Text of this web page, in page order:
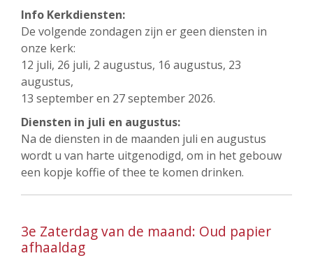
Info Kerkdiensten:
De volgende zondagen zijn er geen diensten in
onze kerk:
12 juli, 26 juli, 2 augustus, 16 augustus, 23
augustus,
13 september en 27 september 2026.
Diensten in juli en augustus:
Na de diensten in de maanden juli en augustus
wordt u van harte uitgenodigd, om in het gebouw
een kopje koffie of thee te komen drinken.
3e Zaterdag van de maand: Oud papier
afhaaldag